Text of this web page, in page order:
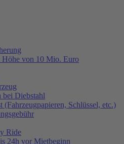
Höhe von 10 Mio. Euro
bei Diebstahl
(Fahrzeugpapieren, Schlüssel, etc.)
Ride
24h vor Mietbeginn